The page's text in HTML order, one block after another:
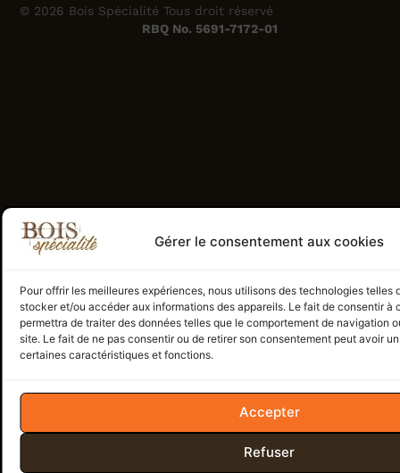
Gérer le consentement aux cookies
Pour offrir les meilleures expériences, nous utilisons des technologies telles
stocker et/ou accéder aux informations des appareils. Le fait de consentir à
permettra de traiter des données telles que le comportement de navigation
site. Le fait de ne pas consentir ou de retirer son consentement peut avoir
certaines caractéristiques et fonctions.
Accepter
Refuser
© 2026 Bois Spécialité Tous droit réservé
RBQ No. 5691-7172-01